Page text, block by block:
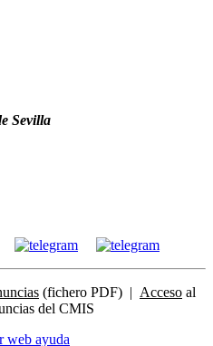
Sevilla
(fichero PDF) | Acceso al
del CMIS